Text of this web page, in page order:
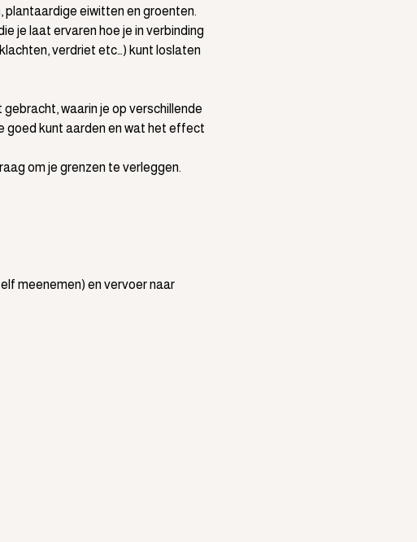
plantaardige eiwitten en groenten.
je laat ervaren hoe je in verbinding
verdriet etc…) kunt loslaten
waarin je op verschillende
goed kunt aarden en wat het effect
om je grenzen te verleggen.
meenemen) en vervoer naar